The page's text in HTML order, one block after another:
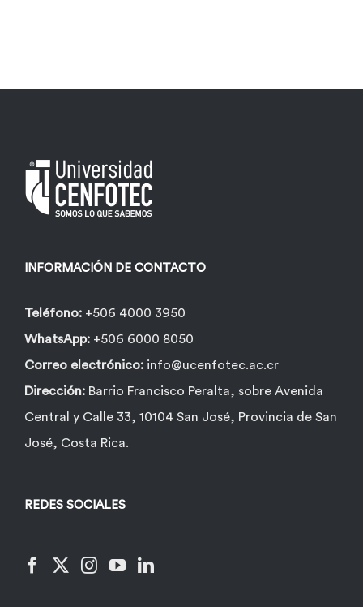
INFORMACIÓN DE CONTACTO
Teléfono: +506 4000 3950
WhatsApp: +506 6000 8050
Correo electrónico: info@ucenfotec.ac.cr
Dirección: Barrio Francisco Peralta, sobre Avenida
Central y Calle 33, 10104 San José, Provincia de San
José, Costa Rica.
REDES SOCIALES